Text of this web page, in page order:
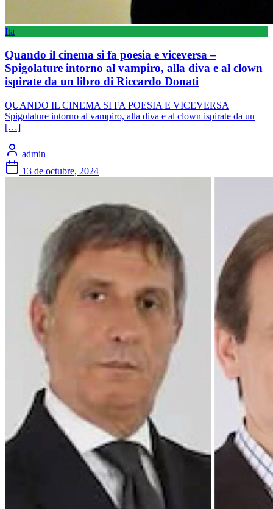
Ita
Quando il cinema si fa poesia e viceversa –
Spigolature intorno al vampiro, alla diva e al clown
ispirate da un libro di Riccardo Donati
QUANDO IL CINEMA SI FA POESIA E VICEVERSA
Spigolature intorno al vampiro, alla diva e al clown ispirate da un
[…]
admin
13 de octubre, 2024